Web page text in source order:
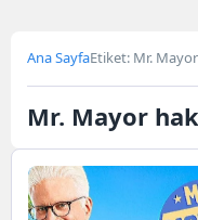
Ana SayfaEtiket: Mr.
Mr. Mayor